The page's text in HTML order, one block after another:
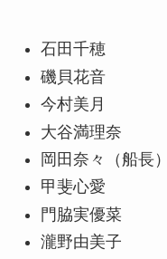
石田千穂
磯貝花音
今村美月
大谷満理奈
岡田奈々（船長）
甲斐心愛
門脇実優菜
瀧野由美子